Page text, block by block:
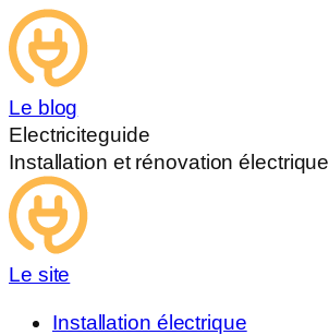
Le blog
Electriciteguide
Installation et rénovation électrique
Le site
Installation électrique